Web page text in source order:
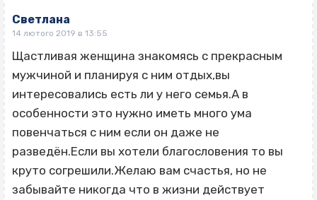
Светлана
14 лютого 2019 в 13:55
Щастливая женщина знакомясь с прекрасным
мужчиной и планируя с ним отдых,вы
интересовались есть ли у него семья.А в
особенности это нужно иметь много ума
повенчаться с ним если он даже не
разведён.Если вы хотели благословения то вы
круто согрешили.Желаю вам счастья, но не
забывайте никогда что в жизни действует